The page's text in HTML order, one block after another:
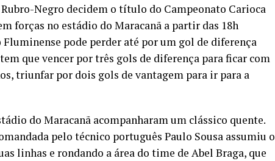
Negro decidem o título do Campeonato Carioca
forças no estádio do Maracanã a partir das 18h
pode perder até por um gol de diferença
que vencer por três gols de diferença para ficar com
triunfar por dois gols de vantagem para ir para a
do Maracanã acompanharam um clássico quente.
pelo técnico português Paulo Sousa assumiu o
linhas e rondando a área do time de Abel Braga, que